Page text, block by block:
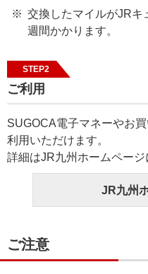
交換したマイルがJRキ
週間かかります。
STEP2
ご利用
SUGOCA電子マネーやお
利用いただけます。
詳細はJR九州ホームページ
JR九州
ご注意